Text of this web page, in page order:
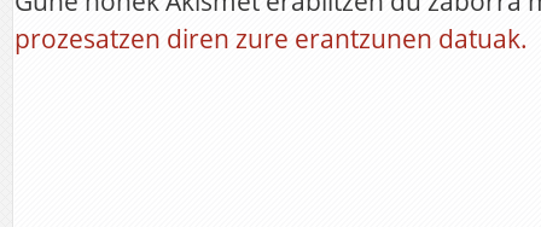
prozesatzen diren zure erantzunen datuak.